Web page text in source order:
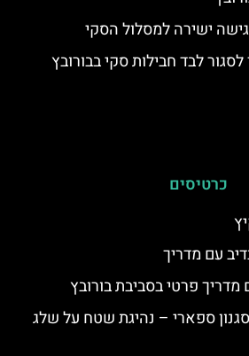
ישירה למסלול הסקי
לבד חבילות סקי בבורובץ
כרטיסים
עם מדריך
מדריך פרטי בסביבת בורובץ
ספארי – נהיגת שטח על שלג